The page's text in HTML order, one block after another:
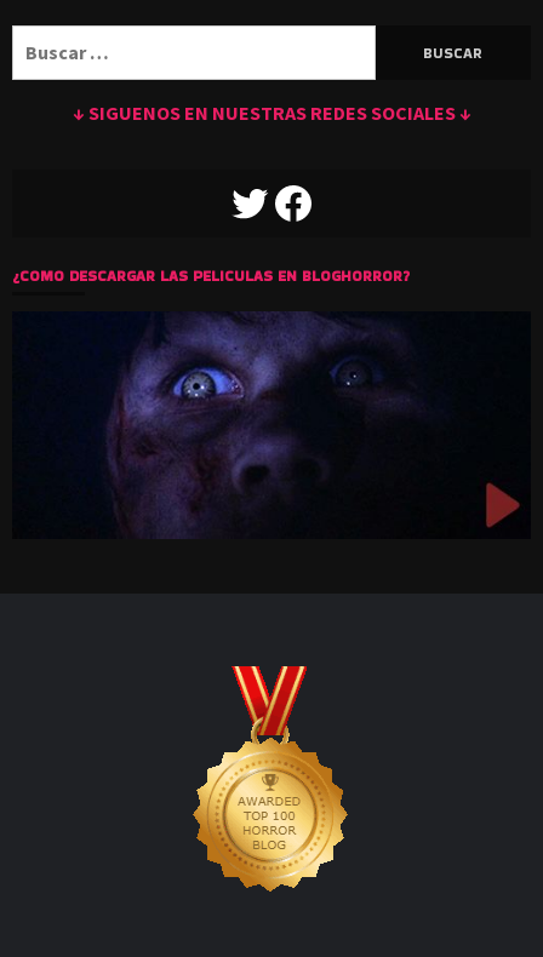
↓ SIGUENOS EN NUESTRAS REDES SOCIALES ↓
TWITTERFACEBOOK
¿COMO DESCARGAR LAS PELICULAS EN BLOGHORROR?